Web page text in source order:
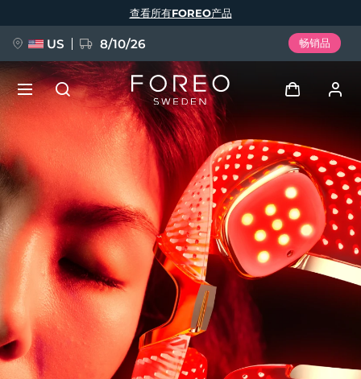
查看所有FOREO产品
US 8/10/26 畅销品
登录
用户信息
我的设备
我的订单
新品
FAQ™ Pure Beauty-Tech Elixir
BREAKING NEWS
issa™ Teeth Whitening Set
语言
English Deutsch
Español
Français
Italiano
Português
Polski
Svenska
Русский
Türkçe
简体中文 繁體中文
发货国家